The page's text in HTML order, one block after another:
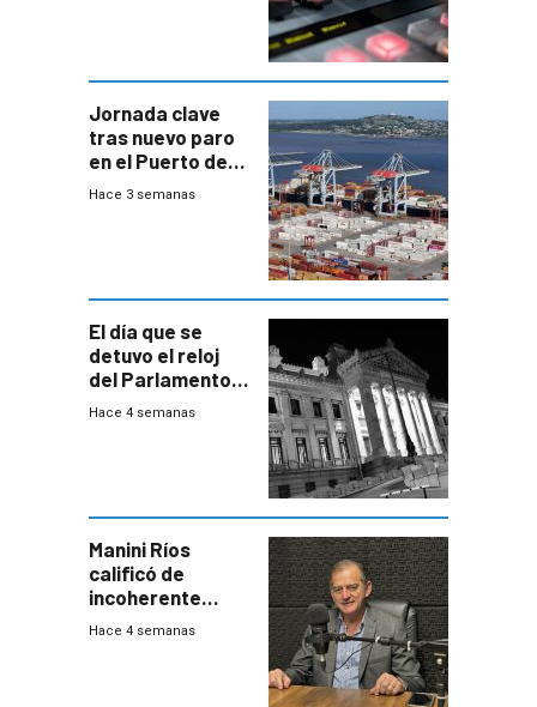
Jornada clave
tras nuevo paro
en el Puerto de
Montevideo
Hace 3 semanas
El día que se
detuvo el reloj
del Parlamento
para negociar
Hace 4 semanas
Manini Ríos
calificó de
incoherente
decisión de
Hace 4 semanas